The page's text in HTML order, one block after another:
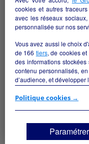
cookies et autres
avec les réseaux
personnalisée sur nos
Vous avez aussi le choix
de 166 tiers, de cookies
des informations
contenu personnalisés,
d’audience, et développer
Si vous continuez
vos centres d'intérêt.
déposés et lus sur votre
Politique cookies →
Paramétrer